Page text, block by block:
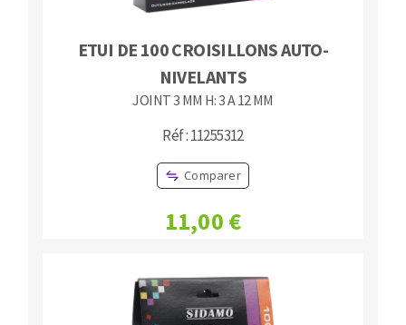
ETUI DE 100 CROISILLONS AUTO-
NIVELANTS
JOINT 3 MM H: 3 A 12 MM
Réf : 11255312
Comparer
11,00 €